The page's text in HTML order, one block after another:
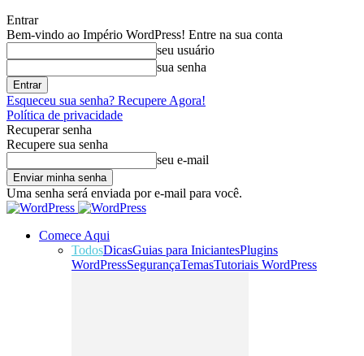
Entrar
Bem-vindo ao Império WordPress! Entre na sua conta
seu usuário
sua senha
Esqueceu sua senha? Recupere Agora!
Política de privacidade
Recuperar senha
Recupere sua senha
seu e-mail
Uma senha será enviada por e-mail para você.
Comece Aqui
TodosDicasGuias para IniciantesPlugins
WordPressSegurançaTemasTutoriais WordPress